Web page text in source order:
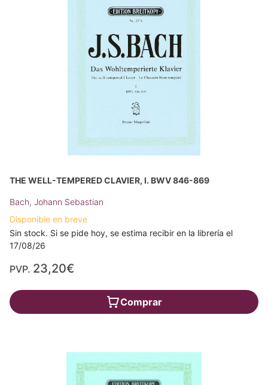
THE WELL-TEMPERED CLAVIER, I. BWV 846-869
Bach, Johann Sebastian
Disponible en breve
Sin stock. Si se pide hoy, se estima recibir en la librería el
17/08/26
PVP. 23,20€
Comprar